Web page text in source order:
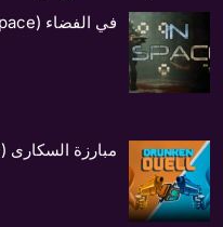
في الفضاء (In Space)
مبارزة السكارى (Drunken Duel)